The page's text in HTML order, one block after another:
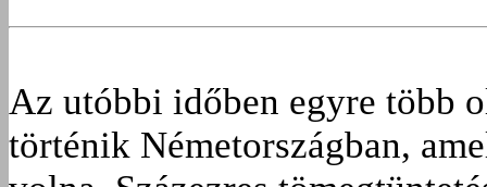
Az utóbbi időben egyre több
történik Németországban,